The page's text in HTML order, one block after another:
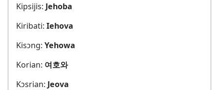
Kipsijis: Jehoba
Kiribati: Iehova
Kisɔng: Yehowa
Korian: 여호와
Kɔsrian: Jeova